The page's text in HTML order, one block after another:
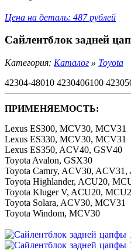
Цена на деталь: 487 рублей
Сайлентблок задней
Категория: Каталог » Toyota
42304-48010 4230406100
ПРИМЕНЯЕМОСТЬ:
Lexus ES300, MCV30, MCV31
Lexus ES330, MCV30, MCV31
Lexus ES350, ACV40, GSV40
Toyota Avalon, GSX30
Toyota Camry, ACV30,
Toyota Highlander, ACU20,
Toyota Kluger V, ACU20,
Toyota Solara, ACV30, MCV31
Toyota Windom, MCV30